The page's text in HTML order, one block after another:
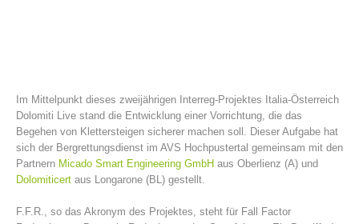
Im Mittelpunkt dieses zweijährigen Interreg-Projektes Italia-Österreich
Dolomiti Live stand die Entwicklung einer Vorrichtung, die das
Begehen von Klettersteigen sicherer machen soll. Dieser Aufgabe hat
sich der Bergrettungsdienst im AVS Hochpustertal gemeinsam mit den
Partnern Micado Smart Engineering GmbH aus Oberlienz (A) und
Dolomiticert aus Longarone (BL) gestellt.
F.F.R., so das Akronym des Projektes, steht für Fall Factor